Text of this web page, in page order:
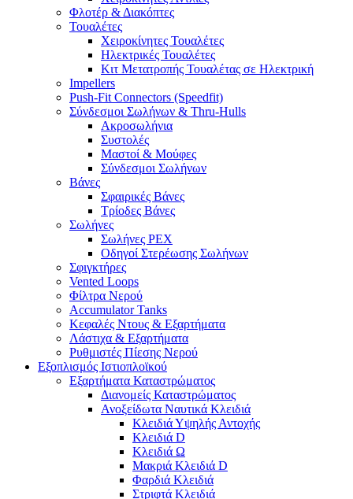
Φλοτέρ & Διακόπτες
Τουαλέτες
Χειροκίνητες Τουαλέτες
Ηλεκτρικές Τουαλέτες
Κιτ Μετατροπής Τουαλέτας σε Ηλεκτρική
Impellers
Push-Fit Connectors (Speedfit)
Σύνδεσμοι Σωλήνων & Thru-Hulls
Ακροσωλήνια
Συστολές
Μαστοί & Μούφες
Σύνδεσμοι Σωλήνων
Βάνες
Σφαιρικές Βάνες
Τρίοδες Βάνες
Σωλήνες
Σωλήνες PEX
Οδηγοί Στερέωσης Σωλήνων
Σφιγκτήρες
Vented Loops
Φίλτρα Νερού
Accumulator Tanks
Κεφαλές Ντους & Εξαρτήματα
Λάστιχα & Εξαρτήματα
Ρυθμιστές Πίεσης Νερού
Εξοπλισμός Ιστιοπλοϊκού
Εξαρτήματα Καταστρώματος
Διανομείς Καταστρώματος
Ανοξείδωτα Ναυτικά Κλειδιά
Κλειδιά Υψηλής Αντοχής
Κλειδιά D
Κλειδιά Ω
Μακριά Κλειδιά D
Φαρδιά Κλειδιά
Στριφτά Κλειδιά